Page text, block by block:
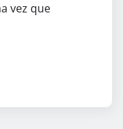
vez que